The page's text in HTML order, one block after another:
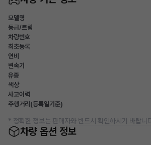
모델명
등급/트림
차량번호
최초등록
연비
변속기
유종
색상
사고이력
주행거리(등록일기준)
* 정확한 정보는 판매자와 반드시 확인하시기 바랍니
차량 옵션 정보